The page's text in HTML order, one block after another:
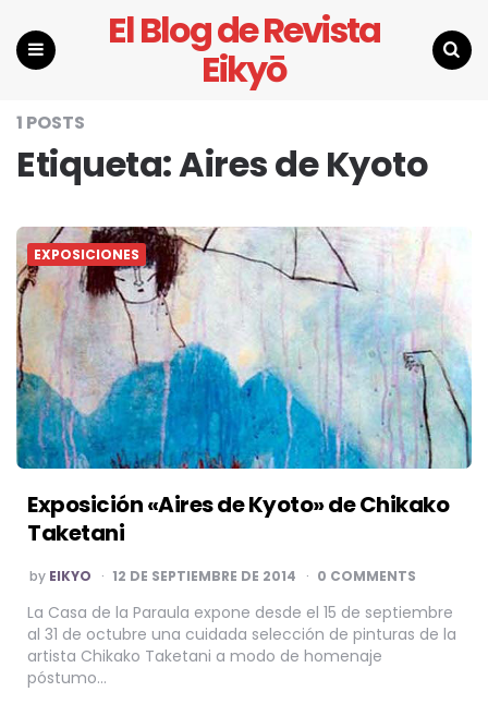
El Blog de Revista
Eikyō
1 POSTS
Etiqueta:Aires de Kyoto
EXPOSICIONES
Exposición «Aires de Kyoto» de Chikako
Taketani
POSTED
BY
by EIKYO 12 DE SEPTIEMBRE DE 2014 0 COMMENTS
La Casa de la Paraula expone desde el 15 de septiembre
al 31 de octubre una cuidada selección de pinturas de la
artista Chikako Taketani a modo de homenaje
póstumo…